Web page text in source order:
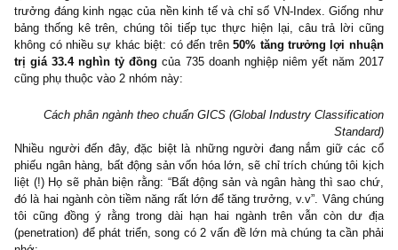
khoán của chúng ta làm ra trong Q1-2018 “tuyệt vời” này, đều
những ngành đầu cơ, chu kỳ như vậy!
——
Q1, chúng tôi mới thử nhìn lại năm 2017 vừa qua, một năm
trưởng đáng kinh ngạc của nền kinh tế và chỉ số VN-Index.
bảng thống kê trên, chúng tôi tiếp tục thực hiện lại, câu trả lời
không có nhiều sự khác biệt: có đến trên50% tăng trưởng lợi
trị giá 33.4 nghìn tỷ đồngcủa 735 doanh nghiệp niêm yết năm
cũng phụ thuộc vào 2 nhóm này: